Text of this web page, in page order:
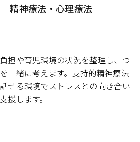
精神療法・心理療法
担や育児環境の状況を整理し、つ
一緒に考えます。支持的精神療法
せる環境でストレスとの向き合い
援します。